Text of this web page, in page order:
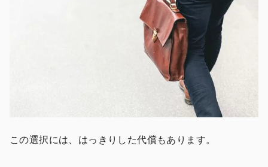
この選択には、はっきりした代償もあります。